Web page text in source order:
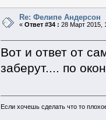
Re: Фелипе Андерсон
«Ответ #34 : 28 Март 2015,
Вот и ответ от
заберут.... по
Если хочешь сделать что то